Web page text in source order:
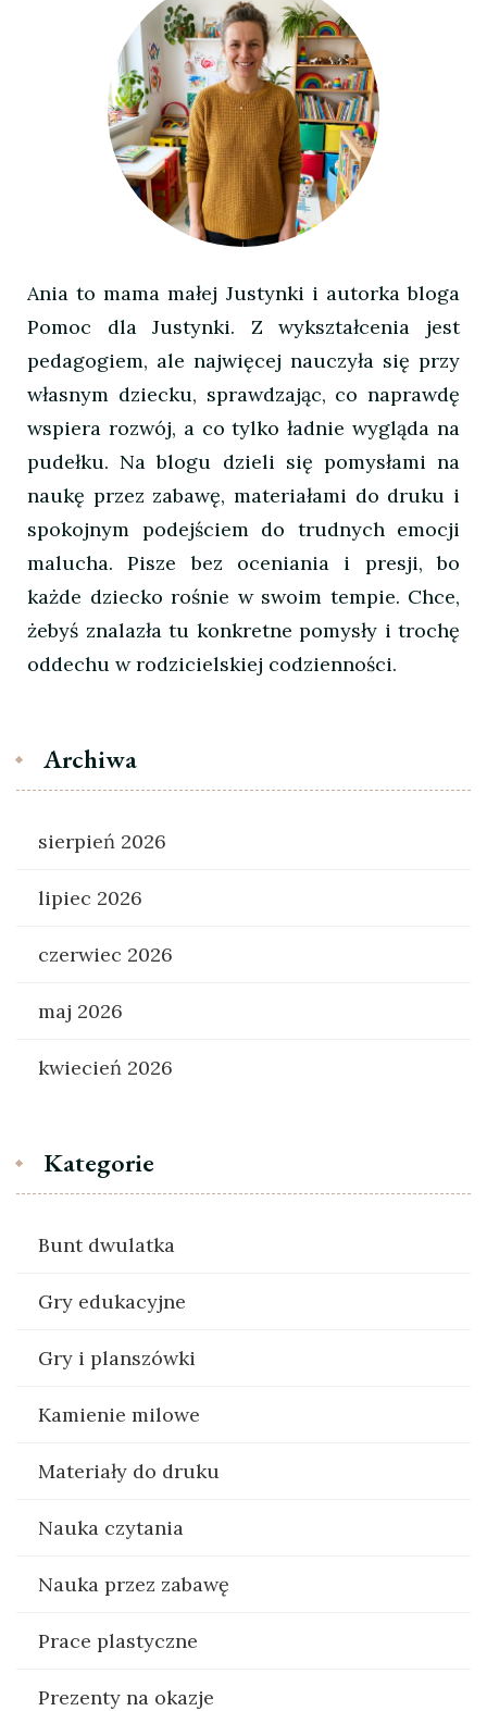
Ania to mama małej Justynki i autorka bloga
Pomoc dla Justynki. Z wykształcenia jest
pedagogiem, ale najwięcej nauczyła się przy
własnym dziecku, sprawdzając, co naprawdę
wspiera rozwój, a co tylko ładnie wygląda na
pudełku. Na blogu dzieli się pomysłami na
naukę przez zabawę, materiałami do druku i
spokojnym podejściem do trudnych emocji
malucha. Pisze bez oceniania i presji, bo
każde dziecko rośnie w swoim tempie. Chce,
żebyś znalazła tu konkretne pomysły i trochę
oddechu w rodzicielskiej codzienności.
Archiwa
sierpień 2026
lipiec 2026
czerwiec 2026
maj 2026
kwiecień 2026
Kategorie
Bunt dwulatka
Gry edukacyjne
Gry i planszówki
Kamienie milowe
Materiały do druku
Nauka czytania
Nauka przez zabawę
Prace plastyczne
Prezenty na okazje